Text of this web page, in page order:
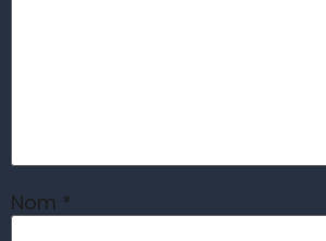
Nom *